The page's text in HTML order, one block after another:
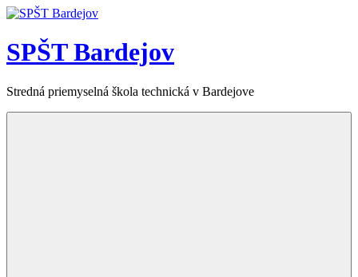
Skip
content
SPŠT Bardejov
Stredná priemyselná škola technická v Bardejove